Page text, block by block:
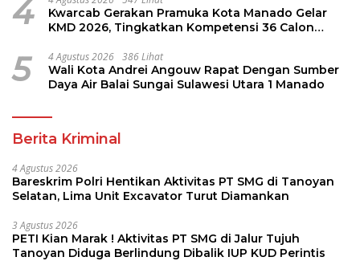
4
Kwarcab Gerakan Pramuka Kota Manado Gelar
KMD 2026, Tingkatkan Kompetensi 36 Calon
5 4 Agustus 2026 386 Lihat
Wali Kota Andrei Angouw Rapat Dengan Sumber
Daya Air Balai Sungai Sulawesi Utara 1 Manado
Berita Kriminal
4 Agustus 2026
Bareskrim Polri Hentikan Aktivitas PT SMG di Tanoyan
Selatan, Lima Unit Excavator Turut Diamankan
3 Agustus 2026
PETI Kian Marak ! Aktivitas PT SMG di Jalur Tujuh
Tanoyan Diduga Berlindung Dibalik IUP KUD Perintis